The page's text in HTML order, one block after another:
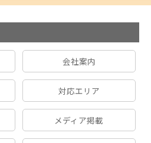
会社案内
対応エリア
メディア掲載